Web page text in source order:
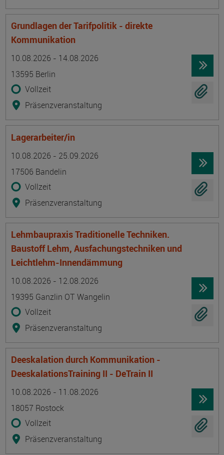
Grundlagen der Tarifpolitik - direkte
Kommunikation
10.08.2026 - 14.08.2026
13595 Berlin
Vollzeit
Präsenzveranstaltung
Lagerarbeiter/in
10.08.2026 - 25.09.2026
17506 Bandelin
Vollzeit
Präsenzveranstaltung
Lehmbaupraxis Traditionelle Techniken.
Baustoff Lehm, Ausfachungstechniken und
Leichtlehm-Innendämmung
10.08.2026 - 12.08.2026
19395 Ganzlin OT Wangelin
Vollzeit
Präsenzveranstaltung
Deeskalation durch Kommunikation -
DeeskalationsTraining II - DeTrain II
10.08.2026 - 11.08.2026
18057 Rostock
Vollzeit
Präsenzveranstaltung